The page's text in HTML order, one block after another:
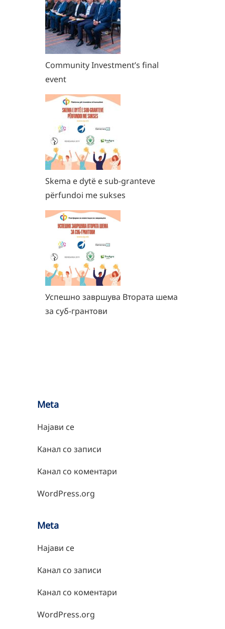
Community Investment’s final
event
Skema e dytë e sub-granteve
përfundoi me sukses
Успешно завршува Втората шема
за суб-грантови
Meta
Најави се
Канал со записи
Канал со коментари
WordPress.org
Meta
Најави се
Канал со записи
Канал со коментари
WordPress.org